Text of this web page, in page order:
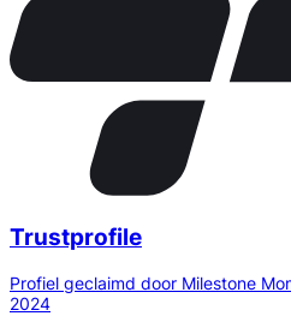
Trustprofile
Profiel geclaimd door Milestone
2024